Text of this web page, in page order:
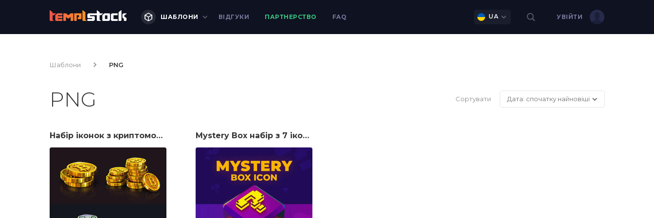
ШАБЛОНИ УВІЙТИ
ВІДГУКИ ПАРТНЕРСТВО FAQ UA
Шаблони PNG
Сортувати Дата: спочатку найновіші
PNG
Набір іконок з криптомонетками Mystery Box набір з 7 іконок